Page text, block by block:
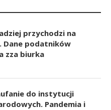
przychodzi na
Dane podatników
zza biurka
do instytucji
Pandemia i